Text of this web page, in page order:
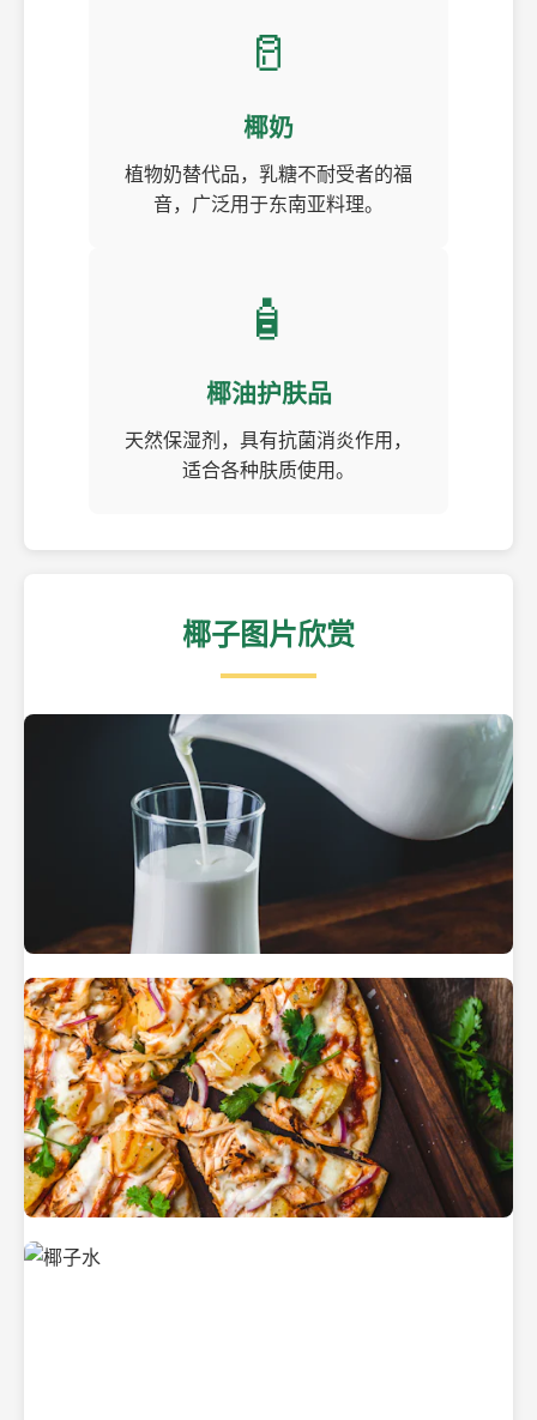
🥛
椰奶
植物奶替代品，乳糖不耐受者的福
音，广泛用于东南亚料理。
🧴
椰油护肤品
天然保湿剂，具有抗菌消炎作用，
适合各种肤质使用。
椰子图片欣赏
热带海滩上的椰子树
新鲜采摘的椰子